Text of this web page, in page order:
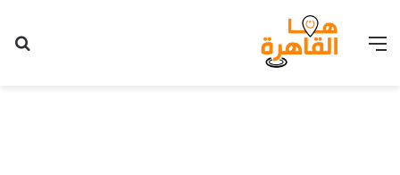
القائمة